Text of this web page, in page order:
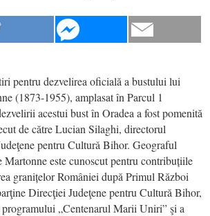
pentru dezvelirea oficială a bustului lui
(1873-1955), amplasat în Parcul 1
acestui bust în Oradea a fost pomenită
de către Lucian Silaghi, directorul
pentru Culturǎ Bihor. Geograful
Martonne este cunoscut pentru contribuțiile
granițelor României după Primul Război
Direcţiei Judeţene pentru Cultură Bihor,
„Centenarul Marii Uniri” şi a